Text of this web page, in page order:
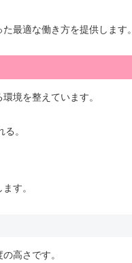
最適な働き方を提供します。
境を整えています。
。
す。
高さです。